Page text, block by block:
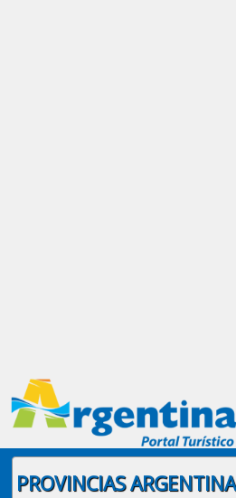
PROVINCIAS